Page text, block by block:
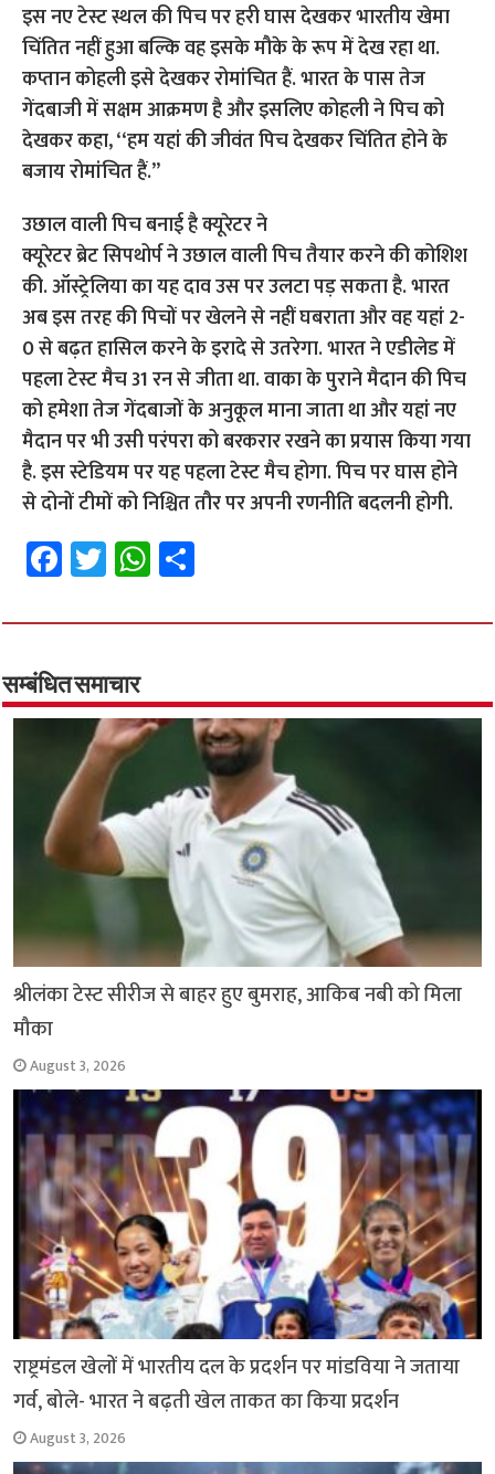
इस नए टेस्ट स्थल की पिच पर हरी घास देखकर भारतीय खेमा
चिंतित नहीं हुआ बल्कि वह इसके मौके के रूप में देख रहा था.
कप्तान कोहली इसे देखकर रोमांचित हैं. भारत के पास तेज
गेंदबाजी में सक्षम आक्रमण है और इसलिए कोहली ने पिच को
देखकर कहा, ‘‘हम यहां की जीवंत पिच देखकर चिंतित होने के
बजाय रोमांचित हैं.’’
उछाल वाली पिच बनाई है क्यूरेटर ने
क्यूरेटर ब्रेट सिपथोर्प ने उछाल वाली पिच तैयार करने की कोशिश
की. ऑस्ट्रेलिया का यह दाव उस पर उलटा पड़ सकता है. भारत
अब इस तरह की पिचों पर खेलने से नहीं घबराता और वह यहां 2-
0 से बढ़त हासिल करने के इरादे से उतरेगा. भारत ने एडीलेड में
पहला टेस्ट मैच 31 रन से जीता था. वाका के पुराने मैदान की पिच
को हमेशा तेज गेंदबाजों के अनुकूल माना जाता था और यहां नए
मैदान पर भी उसी परंपरा को बरकरार रखने का प्रयास किया गया
है. इस स्टेडियम पर यह पहला टेस्ट मैच होगा. पिच पर घास होने
से दोनों टीमों को निश्चित तौर पर अपनी रणनीति बदलनी होगी.
Fa
ce
b
o
o
k
T
wi
tt
er
W
h
at
p
p
ar
सम्बंधित समाचार
श्रीलंका टेस्ट सीरीज से बाहर हुए बुमराह, आकिब नबी को मिला
मौका
August 3, 2026
राष्ट्रमंडल खेलों में भारतीय दल के प्रदर्शन पर मांडविया ने जताया
गर्व, बोले- भारत ने बढ़ती खेल ताकत का किया प्रदर्शन
August 3, 2026